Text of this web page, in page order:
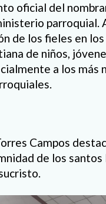
oficial del
parroquial.
de los fieles en
de niños,
a los más
Campos
de los